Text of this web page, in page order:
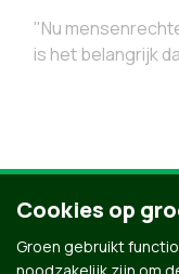
"Nu
is het belangrijk
4 5
Cookies op
Groen gebruikt